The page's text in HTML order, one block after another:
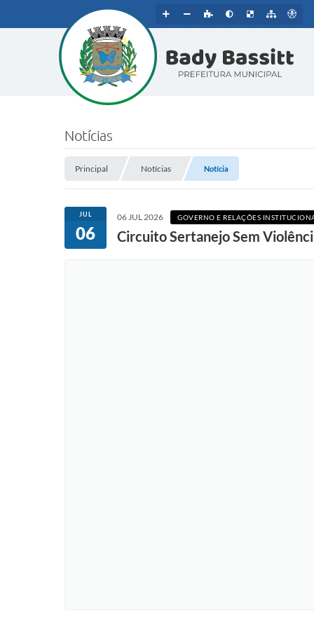
Notícias
Principal Notícias Notícia
JUL
06
06 JUL 2026 GOVERNO E RELAÇÕES
Circuito Sertanejo Sem